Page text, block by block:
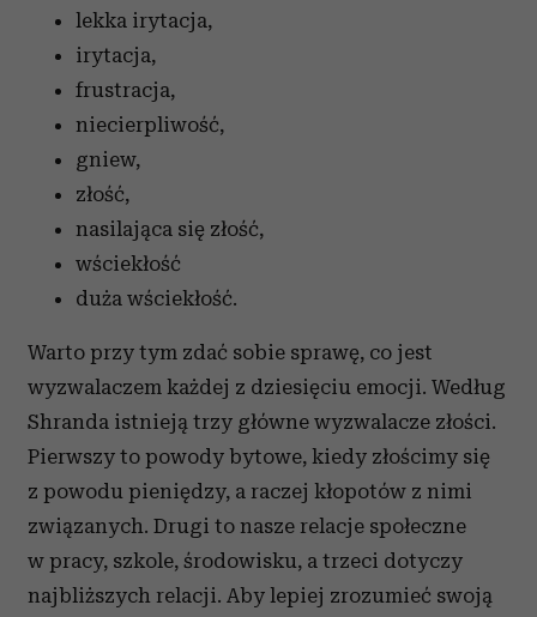
lekka irytacja,
irytacja,
frustracja,
niecierpliwość,
gniew,
złość,
nasilająca się złość,
wściekłość
duża wściekłość.
Warto przy tym zdać sobie sprawę, co jest
wyzwalaczem każdej z dziesięciu emocji. Według
Shranda istnieją trzy główne wyzwalacze złości.
Pierwszy to powody bytowe, kiedy złościmy się
z powodu pieniędzy, a raczej kłopotów z nimi
związanych. Drugi to nasze relacje społeczne
w pracy, szkole, środowisku, a trzeci dotyczy
najbliższych relacji. Aby lepiej zrozumieć swoją